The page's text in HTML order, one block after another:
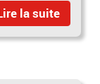
la suite